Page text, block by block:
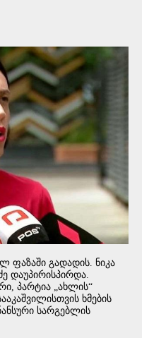
ფაზაში გადადის. ნიკა
დაუპირისპირდა.
პარტია „ახლის“
ხმების
სარგებლის